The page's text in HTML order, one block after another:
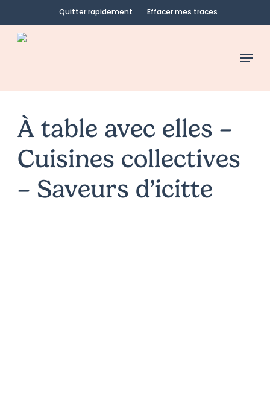
to
main
Quitter rapidement Effacer mes traces
Menu
À table avec elles –
Cuisines collectives
– Saveurs d’icitte